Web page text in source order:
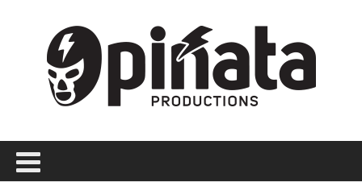
Menú Principal
PORTADA
CONCIERTOS
FESTIVALES